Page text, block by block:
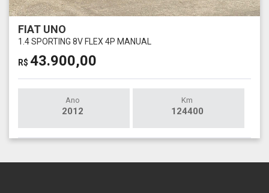
FIAT UNO
1.4 SPORTING 8V FLEX 4P MANUAL
R$ 43.900,00
Ano
2012
Km
124400